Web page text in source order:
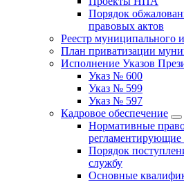
Порядок
правовых актов
Реестр муниципального
План приватизации
Исполнение Указов
Указ № 600
Указ № 599
Указ № 597
Кадровое обеспечение
Нормативные
Порядок
службу
Основные